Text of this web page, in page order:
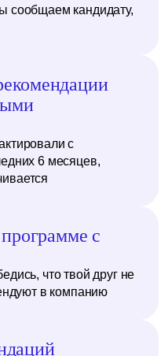
сообщаем кандидату,
с
6 месяцев,
с
что твой друг не
в компанию